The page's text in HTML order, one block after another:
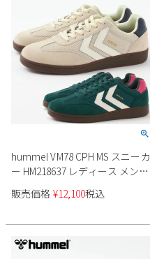
hummel VM78 CPH MS スニーカ
ー HM218637 レディース メンズ
ユニセックス
販売価格 ¥12,100税込